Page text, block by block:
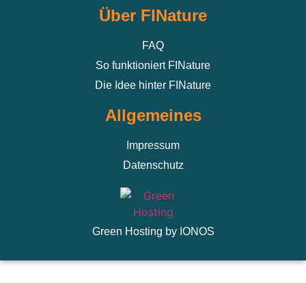
Über FINature
FAQ
So funktioniert FINature
Die Idee hinter FINature
Allgemeines
Impressum
Datenschutz
Green Hosting by IONOS